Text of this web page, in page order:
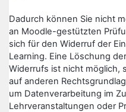
Dadurch können Sie nicht
an Moodle-gestützten
sich für den Widerruf der
Learning. Eine Löschung
Widerrufs ist nicht möglich,
auf anderen
um Datenverarbeitung im
Lehrveranstaltungen oder